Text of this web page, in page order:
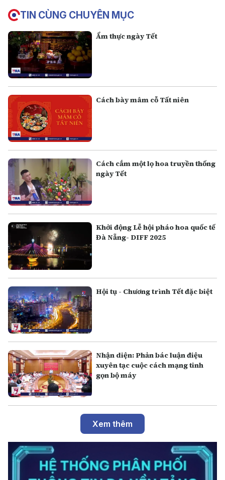
TIN CÙNG CHUYÊN MỤC
Ẩm thực ngày Tết
Cách bày mâm cỗ Tất niên
Cách cắm một lọ hoa truyền thống
ngày Tết
Khởi động Lễ hội pháo hoa quốc tế
Đà Nẵng- DIFF 2025
Hội tụ - Chương trình Tết đặc biệt
Nhận diện: Phản bác luận điệu
xuyên tạc cuộc cách mạng tinh
gọn bộ máy
Xem thêm